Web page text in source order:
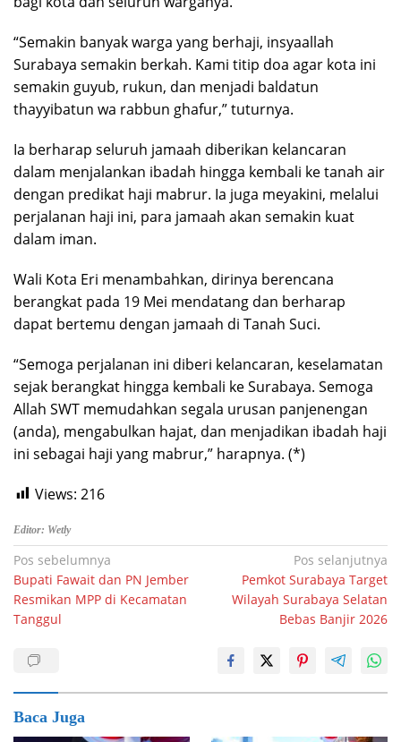
“Semakin banyak warga yang berhaji, insyaallah
Surabaya semakin berkah. Kami titip doa agar kota ini
semakin guyub, rukun, dan menjadi baldatun
thayyibatun wa rabbun ghafur,” tuturnya.
Ia berharap seluruh jamaah diberikan kelancaran
dalam menjalankan ibadah hingga kembali ke tanah air
dengan predikat haji mabrur. Ia juga meyakini, melalui
perjalanan haji ini, para jamaah akan semakin kuat
dalam iman.
Wali Kota Eri menambahkan, dirinya berencana
berangkat pada 19 Mei mendatang dan berharap
dapat bertemu dengan jamaah di Tanah Suci.
“Semoga perjalanan ini diberi kelancaran, keselamatan
sejak berangkat hingga kembali ke Surabaya. Semoga
Allah SWT memudahkan segala urusan panjenengan
(anda), mengabulkan hajat, dan menjadikan ibadah haji
ini sebagai haji yang mabrur,” harapnya. (*)
Views: 216
Editor: Wetly
Navigasi
pos
Pos sebelumnya
Bupati Fawait dan PN Jember
Resmikan MPP di Kecamatan
Tanggul
Pos selanjutnya
Pemkot Surabaya Target
Wilayah Surabaya Selatan
Bebas Banjir 2026
Baca Juga